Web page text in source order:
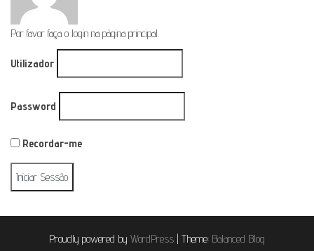
Por favor faça o login na página principal.
Utilizador
Password
Recordar-me
Proudly powered by WordPress Theme: Balanced Blog